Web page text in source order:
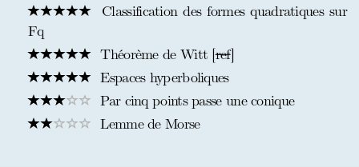
Classification des formes quadratiques sur
Fq
Théorème de Witt [ref]
Espaces hyperboliques
Par cinq points passe une conique
Lemme de Morse